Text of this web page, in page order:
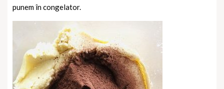
punem în congelator.